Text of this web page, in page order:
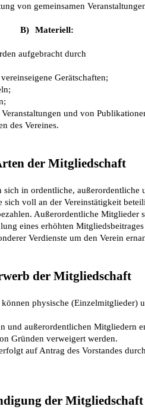
von gemeinsamen
B) Materiell:
aufgebracht durch
Gerätschaften;
und von
des Vereines.
der Mitgliedschaft
in ordentliche, außerordentliche
voll an der Vereinstätigkeit
Außerordentliche Mitglieder
eines erhöhten
Verdienste um den Verein
der Mitgliedschaft
physische (Einzelmitglieder)
und außerordentlichen Mitgliedern
Gründen verweigert werden.
auf Antrag des Vorstandes
der Mitgliedschaft